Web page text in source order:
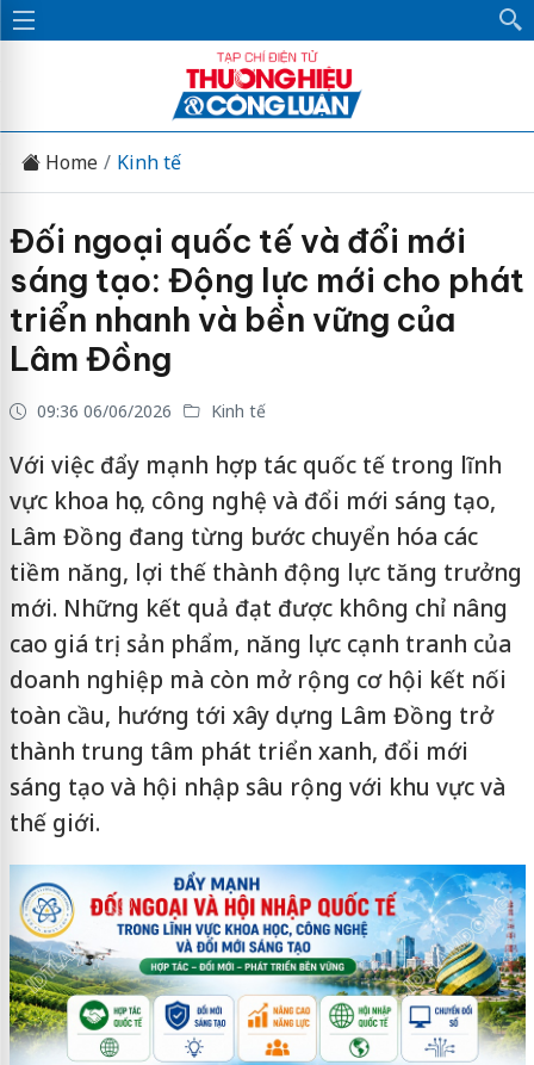
Home Kinh tế
Đối ngoại quốc tế và đổi mới
sáng tạo: Động lực mới cho phát
triển nhanh và bền vững của
Lâm Đồng
09:36 06/06/2026 Kinh tế
Với việc đẩy mạnh hợp tác quốc tế trong lĩnh
vực khoa học, công nghệ và đổi mới sáng tạo,
Lâm Đồng đang từng bước chuyển hóa các
tiềm năng, lợi thế thành động lực tăng trưởng
mới. Những kết quả đạt được không chỉ nâng
cao giá trị sản phẩm, năng lực cạnh tranh của
doanh nghiệp mà còn mở rộng cơ hội kết nối
toàn cầu, hướng tới xây dựng Lâm Đồng trở
thành trung tâm phát triển xanh, đổi mới
sáng tạo và hội nhập sâu rộng với khu vực và
thế giới.